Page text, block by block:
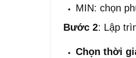
MIN: chọn
Bước 2: Lập
Chọn thời